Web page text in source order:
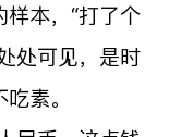
本，“打了个
处可见，是时
素。